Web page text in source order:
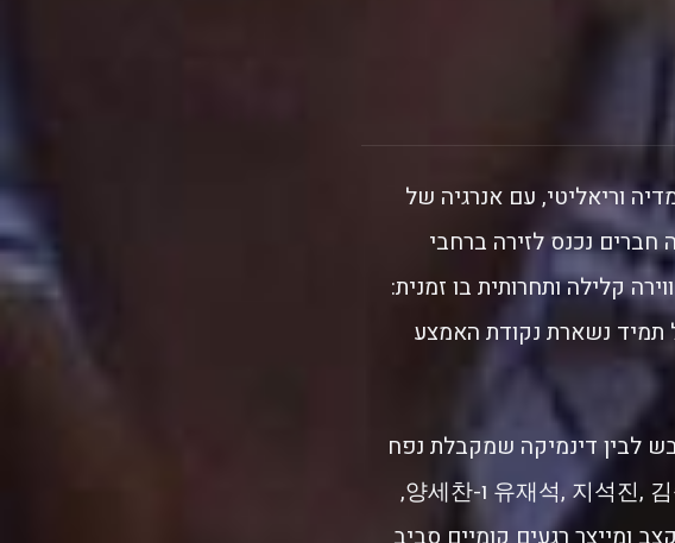
וריאליטי, עם אנרגיה של
נכנס לזירה ברחבי
קלילה ותחרותית בו זמנית:
נשארת נקודת האמצע
לבין דינמיקה שמקבלת נפח
בכל פרק מחדש. בקאסט המרכזי מככבים 유재석, 지석진, 김종국, 하하, 송지효 ו-양세찬,